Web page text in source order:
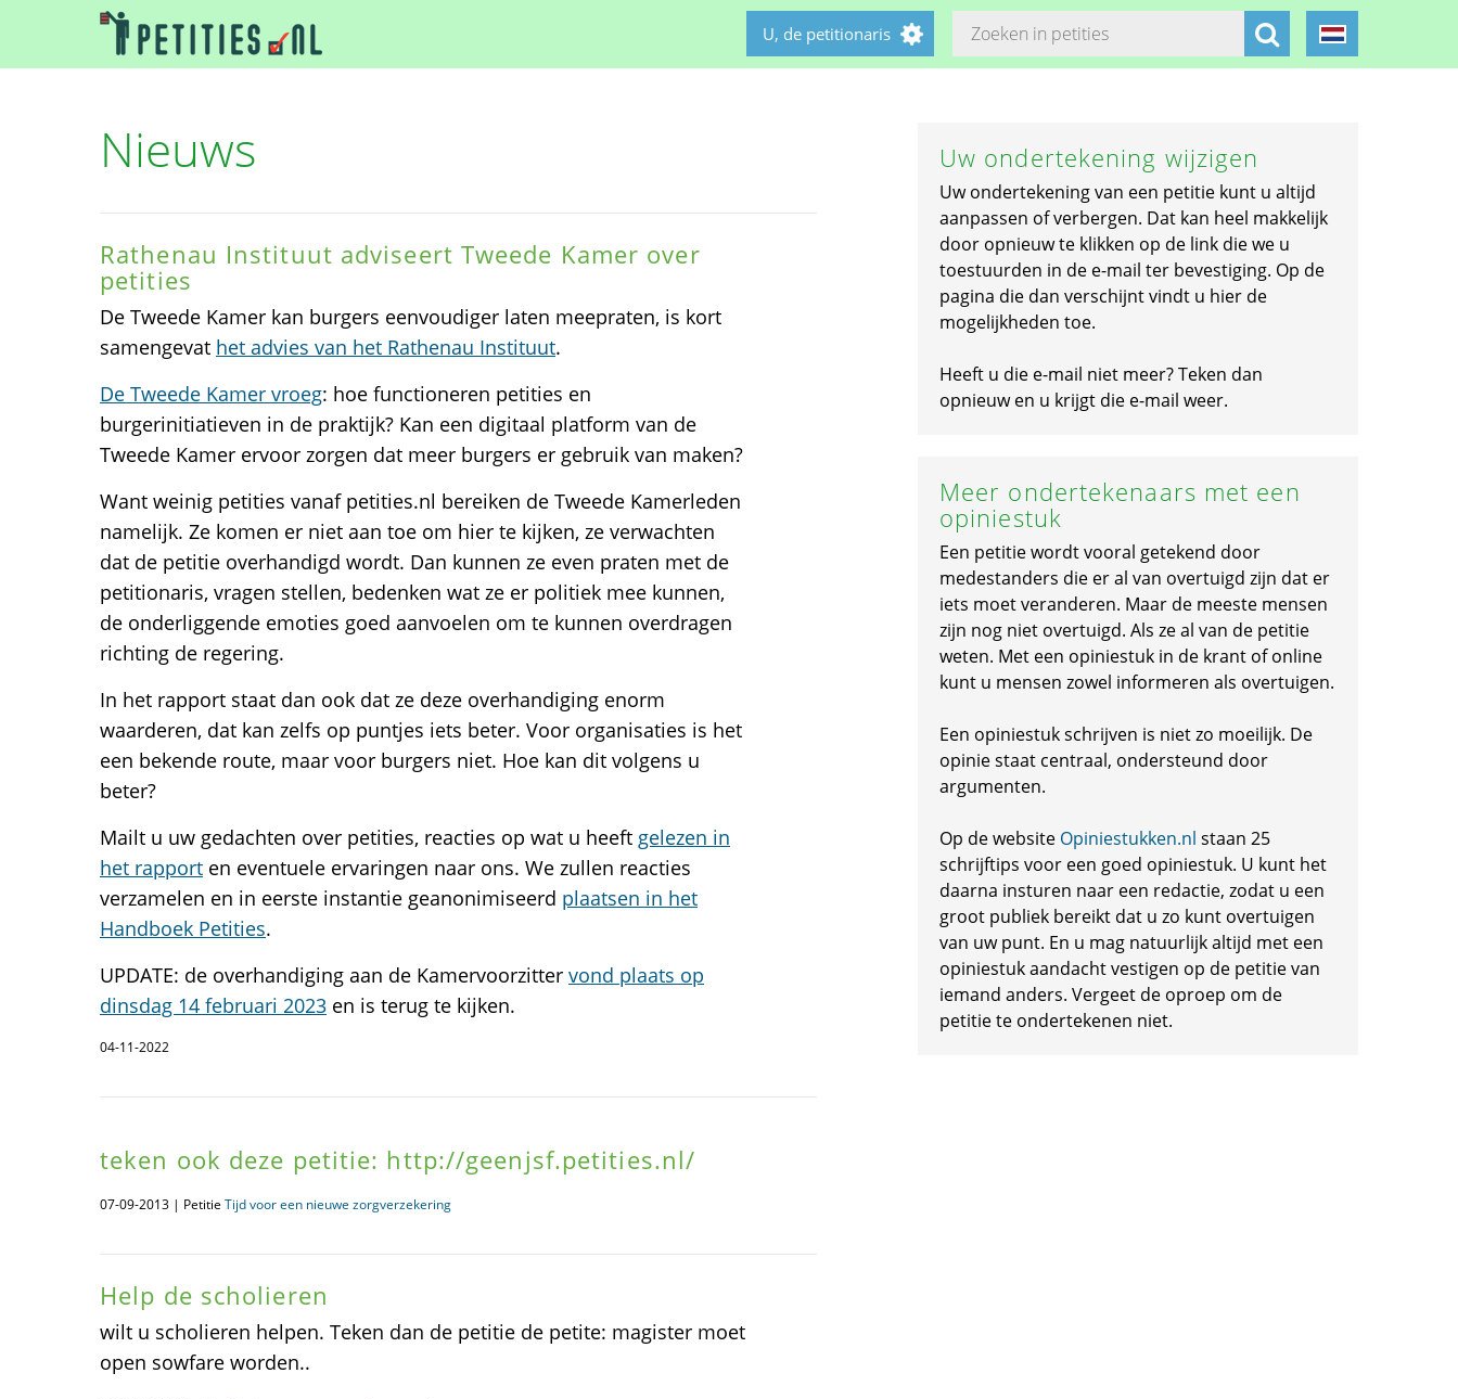
U, de petitionaris
Nieuws
Rathenau Instituut adviseert Tweede Kamer over
petities
De Tweede Kamer kan burgers eenvoudiger laten meepraten, is kort
samengevat het advies van het Rathenau Instituut.
De Tweede Kamer vroeg: hoe functioneren petities en
burgerinitiatieven in de praktijk? Kan een digitaal platform van de
Tweede Kamer ervoor zorgen dat meer burgers er gebruik van maken?
Want weinig petities vanaf petities.nl bereiken de Tweede Kamerleden
namelijk. Ze komen er niet aan toe om hier te kijken, ze verwachten
dat de petitie overhandigd wordt. Dan kunnen ze even praten met de
petitionaris, vragen stellen, bedenken wat ze er politiek mee kunnen,
de onderliggende emoties goed aanvoelen om te kunnen overdragen
richting de regering.
In het rapport staat dan ook dat ze deze overhandiging enorm
waarderen, dat kan zelfs op puntjes iets beter. Voor organisaties is het
een bekende route, maar voor burgers niet. Hoe kan dit volgens u
beter?
Mailt u uw gedachten over petities, reacties op wat u heeft gelezen in
het rapport en eventuele ervaringen naar ons. We zullen reacties
verzamelen en in eerste instantie geanonimiseerd plaatsen in het
Handboek Petities.
UPDATE: de overhandiging aan de Kamervoorzitter vond plaats op
dinsdag 14 februari 2023 en is terug te kijken.
04-11-2022
teken ook deze petitie: http://geenjsf.petities.nl/
07-09-2013 | Petitie Tijd voor een nieuwe zorgverzekering
Help de scholieren
wilt u scholieren helpen. Teken dan de petitie de petite: magister moet
open sowfare worden..
Uw ondertekening wijzigen
Uw ondertekening van een petitie kunt u altijd
aanpassen of verbergen. Dat kan heel makkelijk
door opnieuw te klikken op de link die we u
toestuurden in de e-mail ter bevestiging. Op de
pagina die dan verschijnt vindt u hier de
mogelijkheden toe.
Heeft u die e-mail niet meer? Teken dan
opnieuw en u krijgt die e-mail weer.
Meer ondertekenaars met een
opiniestuk
Een petitie wordt vooral getekend door
medestanders die er al van overtuigd zijn dat er
iets moet veranderen. Maar de meeste mensen
zijn nog niet overtuigd. Als ze al van de petitie
weten. Met een opiniestuk in de krant of online
kunt u mensen zowel informeren als overtuigen.
Een opiniestuk schrijven is niet zo moeilijk. De
opinie staat centraal, ondersteund door
argumenten.
Op de website Opiniestukken.nl staan 25
schrijftips voor een goed opiniestuk. U kunt het
daarna insturen naar een redactie, zodat u een
groot publiek bereikt dat u zo kunt overtuigen
van uw punt. En u mag natuurlijk altijd met een
opiniestuk aandacht vestigen op de petitie van
iemand anders. Vergeet de oproep om de
petitie te ondertekenen niet.